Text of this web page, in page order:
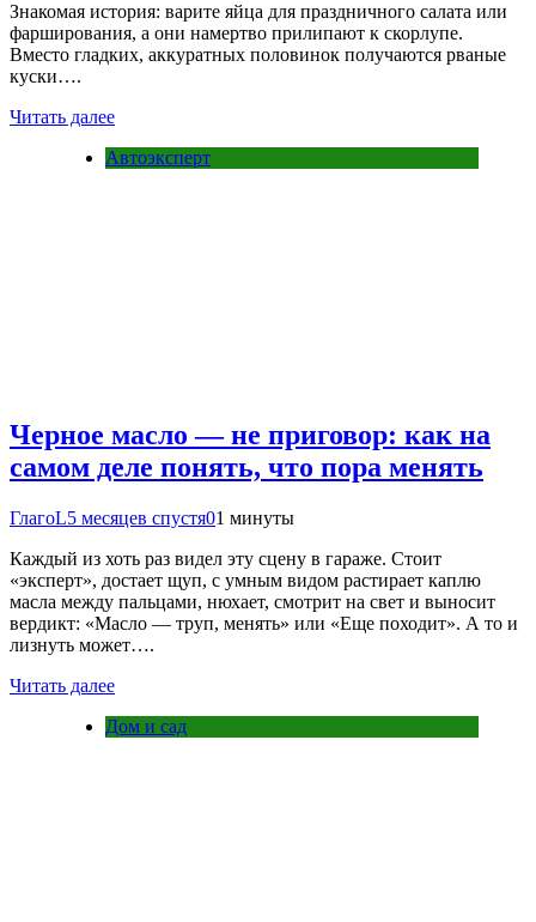
Знакомая история: варите яйца для праздничного салата или
фарширования, а они намертво прилипают к скорлупе.
Вместо гладких, аккуратных половинок получаются рваные
куски….
Читать далее
Автоэксперт
Черное масло — не приговор: как на
самом деле понять, что пора менять
ГлагоL5 месяцев спустя01 минуты
Каждый из хоть раз видел эту сцену в гараже. Стоит
«эксперт», достает щуп, с умным видом растирает каплю
масла между пальцами, нюхает, смотрит на свет и выносит
вердикт: «Масло — труп, менять» или «Еще походит». А то и
лизнуть может….
Читать далее
Дом и сад